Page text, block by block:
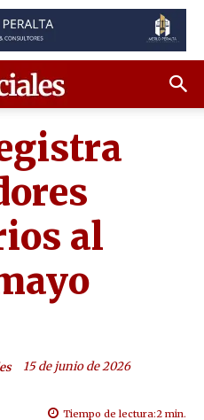
al
15 de junio de 2026
Tiempo de lectura:2 min.